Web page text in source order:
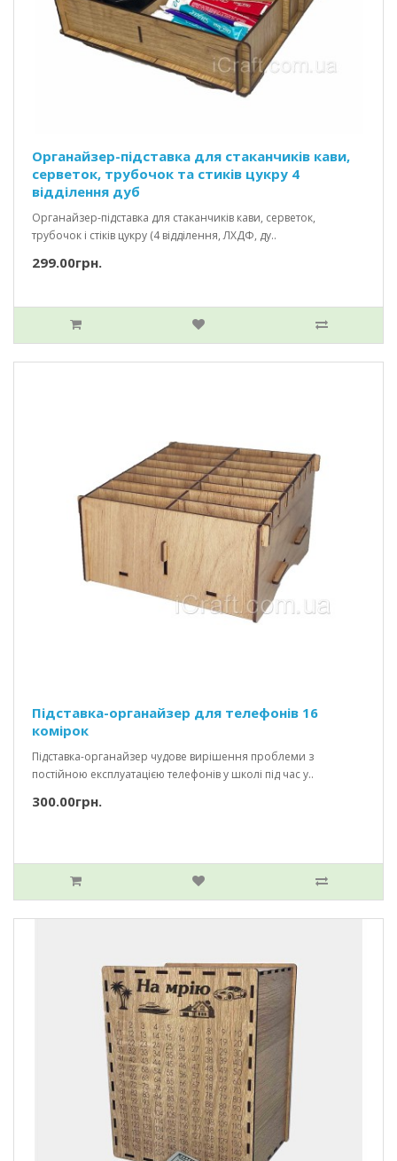
Органайзер-підставка для стаканчиків кави,
серветок, трубочок та стиків цукру 4
відділення дуб
Органайзер-підставка для стаканчиків кави, серветок,
трубочок і стіків цукру (4 відділення, ЛХДФ, ду..
299.00грн.
Підставка-органайзер для телефонів 16
комірок
Підставка-органайзер чудове вирішення проблеми з
постійною експлуатацією телефонів у школі під час у..
300.00грн.